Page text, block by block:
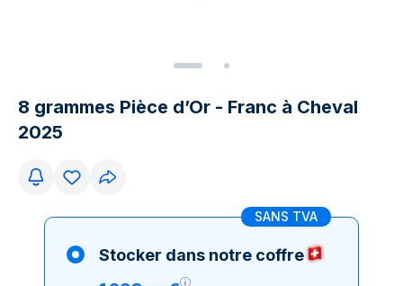
8 grammes Pièce d’Or - Franc à Cheval
2025
SANS TVA
Stocker dans notre coffre